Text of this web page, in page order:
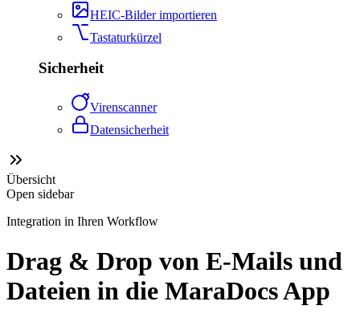
HEIC-Bilder importieren
Tastaturkürzel
Sicherheit
Virenscanner
Datensicherheit
Übersicht
Open sidebar
Integration in Ihren Workflow
Drag & Drop von E-Mails und
Dateien in die MaraDocs App